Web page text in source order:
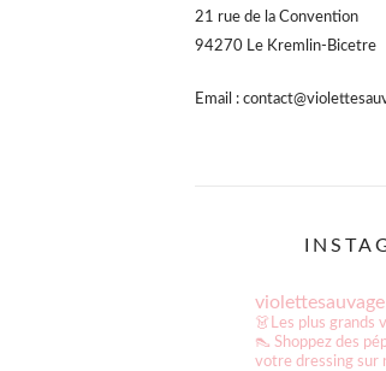
21 rue de la Convention
94270 Le Kremlin-Bicetre
Email :
violettesauvage
👗Les plus grands
👠 Shoppez des
votre dressing sur